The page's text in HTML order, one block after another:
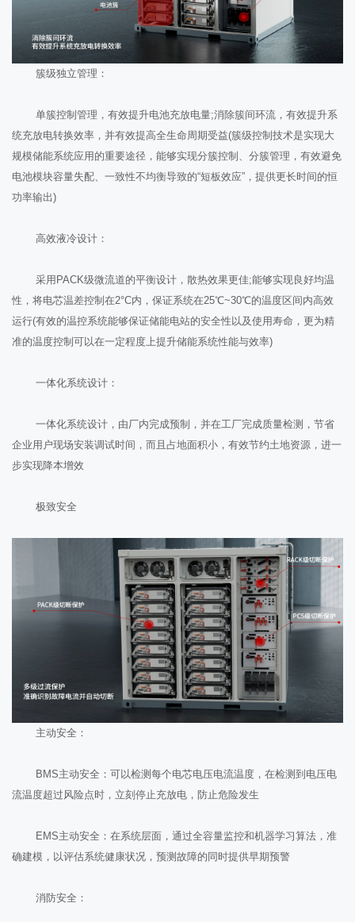
簇级独立管理：
单簇控制管理，有效提升电池充放电量;消除簇间环流，有效提升系
统充放电转换效率，并有效提高全生命周期受益(簇级控制技术是实现大
规模储能系统应用的重要途径，能够实现分簇控制、分簇管理，有效避免
电池模块容量失配、一致性不均衡导致的“短板效应”，提供更长时间的恒
功率输出)
高效液冷设计：
采用PACK级微流道的平衡设计，散热效果更佳;能够实现良好均温
性，将电芯温差控制在2°C内，保证系统在25℃~30℃的温度区间内高效
运行(有效的温控系统能够保证储能电站的安全性以及使用寿命，更为精
准的温度控制可以在一定程度上提升储能系统性能与效率)
一体化系统设计：
一体化系统设计，由厂内完成预制，并在工厂完成质量检测，节省
企业用户现场安装调试时间，而且占地面积小，有效节约土地资源，进一
步实现降本增效
极致安全
主动安全：
BMS主动安全：可以检测每个电芯电压电流温度，在检测到电压电
流温度超过风险点时，立刻停止充放电，防止危险发生
EMS主动安全：在系统层面，通过全容量监控和机器学习算法，准
确建模，以评估系统健康状况，预测故障的同时提供早期预警
消防安全：